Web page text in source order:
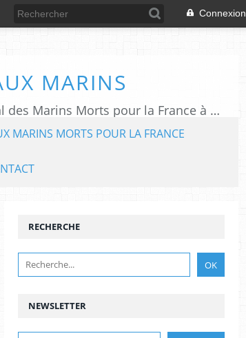
Connexion
MARINS
L'association "Aux Marins" assure le rayonnement du Mémorial National des Marins Morts pour la France à Plougonvelin (29).
MARINS MORTS POUR LA FRANCE
NEWSLETTER
RECHERCHE